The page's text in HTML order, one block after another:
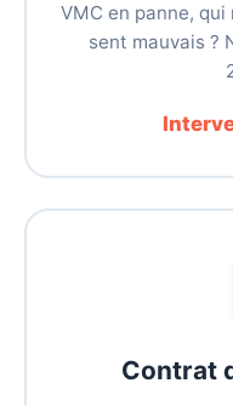
VMC en panne,
sent mauvais ?
Contrat